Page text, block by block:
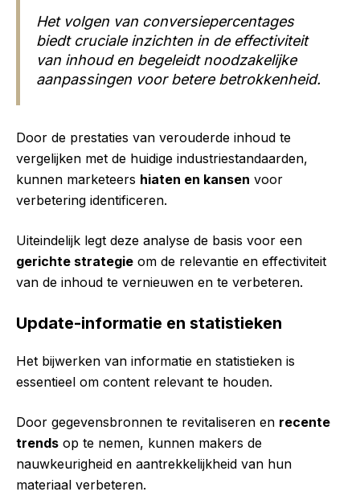
Het volgen van conversiepercentages
biedt cruciale inzichten in de effectiviteit
van inhoud en begeleidt noodzakelijke
aanpassingen voor betere betrokkenheid.
Door de prestaties van verouderde inhoud te
vergelijken met de huidige industriestandaarden,
kunnen marketeers hiaten en kansen voor
verbetering identificeren.
Uiteindelijk legt deze analyse de basis voor een
gerichte strategie om de relevantie en effectiviteit
van de inhoud te vernieuwen en te verbeteren.
Update-informatie en statistieken
Het bijwerken van informatie en statistieken is
essentieel om content relevant te houden.
Door gegevensbronnen te revitaliseren en recente
trends op te nemen, kunnen makers de
nauwkeurigheid en aantrekkelijkheid van hun
materiaal verbeteren.